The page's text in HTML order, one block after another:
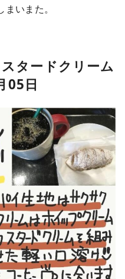
いまた。
タードクリーム
05日